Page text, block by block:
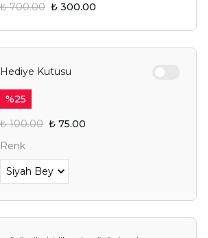
₺ 700.00 ₺ 300.00
Hediye Kutusu
%25
₺ 100.00 ₺ 75.00
Renk